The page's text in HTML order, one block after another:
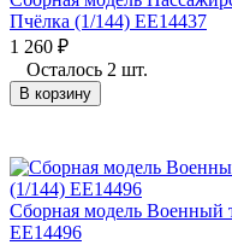
Пчёлка (1/144) EE14437
1 260 ₽
Осталось 2 шт.
В корзину
Сборная модель Военный
EE14496